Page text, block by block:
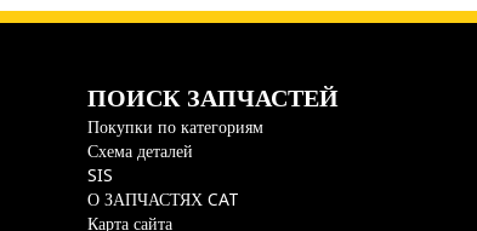
ПОИСК ЗАПЧАСТЕЙ
Покупки по категориям
Схема деталей
SIS
О ЗАПЧАСТЯХ CAT
Карта сайта